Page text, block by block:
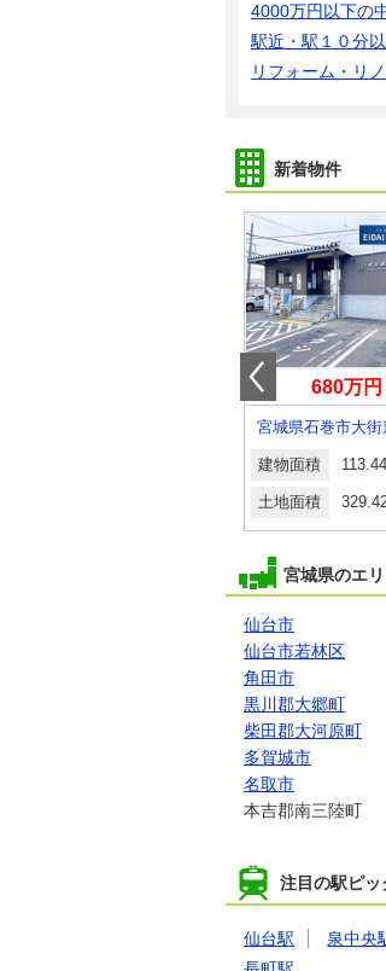
4000万円以下の
駅近・駅１０分
リフォーム・リ
新着物件
680万円
建物面積
土地面積
宮城県のエ
仙台市
仙台市若林区
角田市
黒川郡大郷町
柴田郡大河原町
多賀城市
名取市
本吉郡南三陸町
注目の駅ピッ
仙台駅 泉中央